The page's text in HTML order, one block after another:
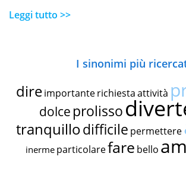
Leggi tutto >>
I sinonimi più
dire importante richiestaattività
dolce prolisso
tranquillodifficile permettere
inerme particolarefare bello